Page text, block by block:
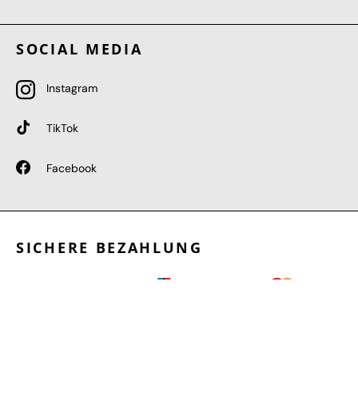
SOCIAL MEDIA
Instagram
TikTok
Facebook
SICHERE BEZAHLUNG